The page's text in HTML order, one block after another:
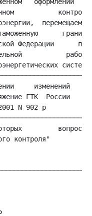
Федерации
изменений
ГТК  России
N 902-р
контроля"